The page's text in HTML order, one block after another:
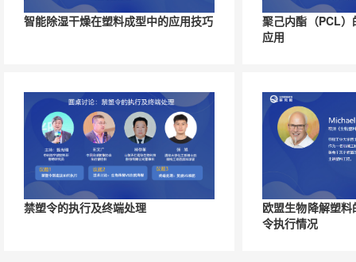
智能除湿干燥在塑料成型中的应用技巧
聚己内酯（PCL
应用
禁塑令的执行及终端处理
欧盟生物降解塑
令执行情况